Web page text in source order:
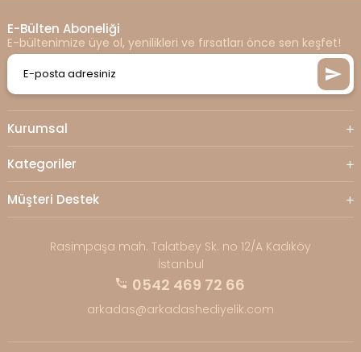
Rasimpaşa mah. Talatbey Sk. no 12/A Kadıköy
İstanbul
0542 469 72 66
arkadas@arkadashediyelik.com
Kurumsal
Kategoriler
Müşteri Destek
E-Bülten Aboneliği
E-bültenimize üye ol, yenilikleri ve fırsatları önce sen keşfet!